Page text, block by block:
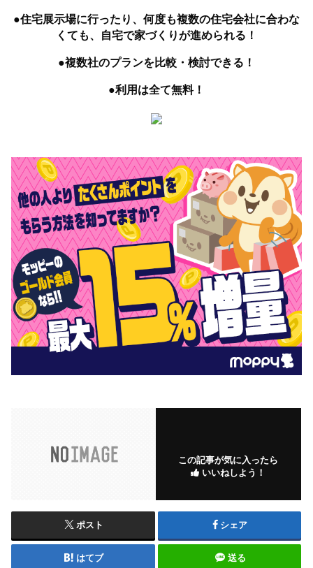
●住宅展示場に行ったり、何度も複数の住宅会社に合わな
くても、自宅で家づくりが進められる！
●複数社のプランを比較・検討できる！
●利用は全て無料！
この記事が気に入ったら
いいねしよう！
ポスト シェア
はてブ 送る